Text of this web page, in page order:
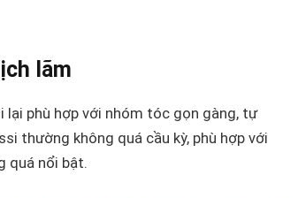
lãm
lại phù hợp với nhóm tóc gọn gàng, tự
thường không quá cầu kỳ, phù hợp với
quá nổi bật.